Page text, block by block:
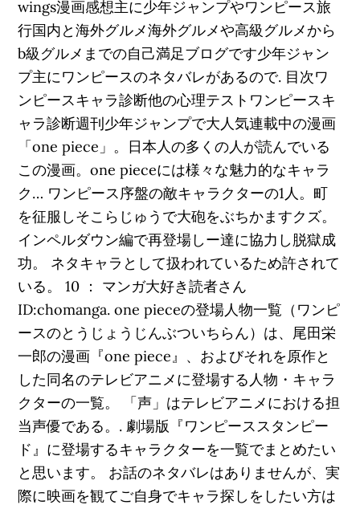
wings漫画感想主に少年ジャンプやワンピース旅
行国内と海外グルメ海外グルメや高級グルメから
b級グルメまでの自己満足ブログです少年ジャン
プ主にワンピースのネタバレがあるので. 目次ワ
ンピースキャラ診断他の心理テストワンピースキ
ャラ診断週刊少年ジャンプで大人気連載中の漫画
「one piece」。日本人の多くの人が読んでいる
この漫画。one pieceには様々な魅力的なキャラ
ク… ワンピース序盤の敵キャラクターの1人。町
を征服しそこらじゅうで大砲をぶちかますクズ。
インペルダウン編で再登場しー達に協力し脱獄成
功。 ネタキャラとして扱われているため許されて
いる。 10 ： マンガ大好き読者さん
ID:chomanga. one pieceの登場人物一覧（ワンピ
ースのとうじょうじんぶついちらん）は、尾田栄
一郎の漫画『one piece』、およびそれを原作と
した同名のテレビアニメに登場する人物・キャラ
クターの一覧。 「声」はテレビアニメにおける担
当声優である。. 劇場版『ワンピーススタンピー
ド』に登場するキャラクターを一覧でまとめたい
と思います。 お話のネタバレはありませんが、実
際に映画を観てご自身でキャラ探しをしたい方は